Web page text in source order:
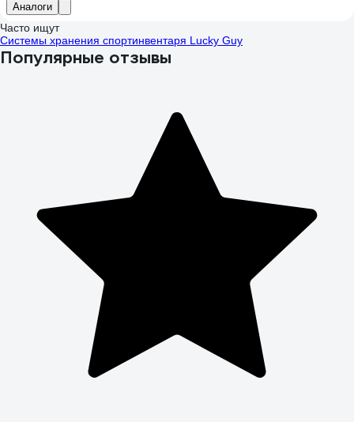
Аналоги
Часто ищут
Системы хранения спортинвентаря Lucky Guy
Популярные отзывы